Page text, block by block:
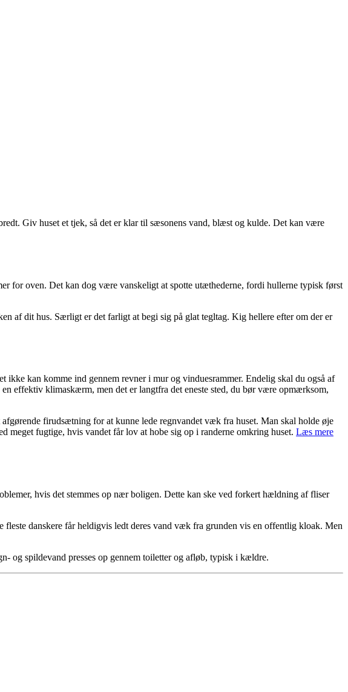
Giv huset et tjek, så det er klar til sæsonens vand, blæst og kulde. Det kan være
for oven. Det kan dog være vanskeligt at spotte utæthederne, fordi hullerne typisk først
af dit hus. Særligt er det farligt at begi sig på glat tegltag. Kig hellere efter om der er
ikke kan komme ind gennem revner i mur og vinduesrammer. Endelig skal du også af
effektiv klimaskærm, men det er langtfra det eneste sted, du bør være opmærksom,
firudsætning for at kunne lede regnvandet væk fra huset. Man skal holde øje
meget fugtige, hvis vandet får lov at hobe sig op i randerne omkring huset. Læs mere
hvis det stemmes op nær boligen. Dette kan ske ved forkert hældning af fliser
danskere får heldigvis ledt deres vand væk fra grunden vis en offentlig kloak. Men
og spildevand presses op gennem toiletter og afløb, typisk i kældre.